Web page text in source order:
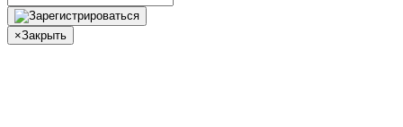
×Закрыть